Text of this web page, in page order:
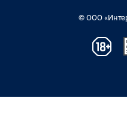
© ООО